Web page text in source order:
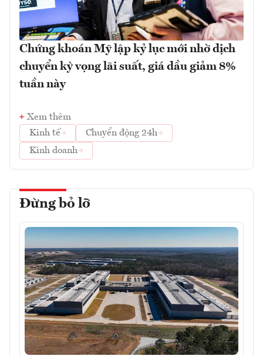
Chứng khoán Mỹ lập kỷ lục mới nhờ dịch
chuyển kỳ vọng lãi suất, giá dầu giảm 8%
tuần này
Xem thêm
Kinh tế
Chuyển động 24h
Kinh doanh
Đừng bỏ lỡ